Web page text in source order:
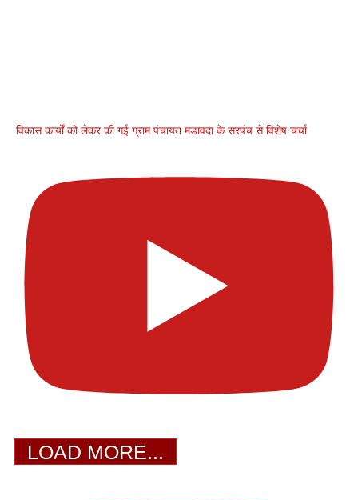
विकास कार्यों को लेकर की गई ग्राम पंचायत मडावदा के सरपंच से विशेष चर्चा
LOAD MORE...